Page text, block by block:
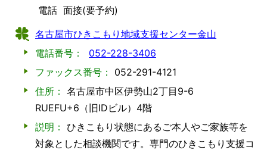
電話 面接(要予約)
名古屋市ひきこもり地域支援センター金山
電話番号：
052-228-3406
ファックス番号：
052-291-4121
住所： 名古屋市中区伊勢山2丁目9-6
RUEFU+6（旧IDビル）4階
説明： ひきこもり状態にあるご本人やご家族等を
対象とした相談機関です。専門のひきこもり支援コ